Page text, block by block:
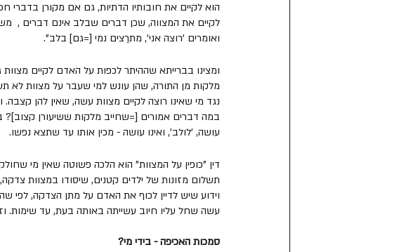
הוא לקיים את חובותיו הדתיות, גם אם מקורן בדברי
לקיים את המצווה, שכן דברים שבלב אינם דברים ,
ואומרים 'רוצה אני', מתרַצים נמי [=גם] בלב".
ומצינו בברייתא שההיתר לכפות על האדם לקיים
מלקות מן התורה, שהן עונש למי שעבר על מצוות לא
נגד מי שאינו רוצה לקיים מצוות עשה, שאין להן קצבה.
במה דברים אמורים [=שחייב מלקות ששיעורן קצוב]?
עושה, 'לולב', ואינו עושה - מכין אותו עד שתצא נפשו.
דין "כופין על המצוות" הוא הלכה פשוטה שאין מי
תשלום מזונות של ילדים קטנים, שיסודו במצוות
וידוע שיש לדיין לכוף את האדם על מתן הצדקה,
עשה שחל עליו חיוב עשייתה באותה בעת, עד שימות.
סמכות האכיפה - בידי מי?